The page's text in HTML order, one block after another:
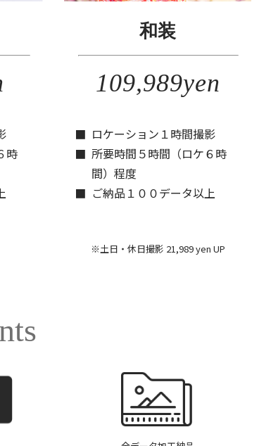
時
和装
109,989yen
ロケーション１時間撮影
所要時間５時間（ロケ６時
間）程度
ご納品１００データ以上
※土日・休日撮影 21,989 yen UP